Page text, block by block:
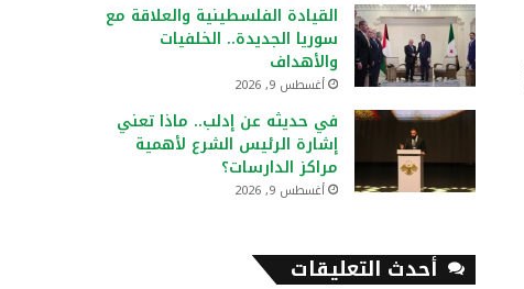
القيادة الفلسطينية والعلاقة مع
سوريا الجديدة.. الخلفيات
والأهداف
أغسطس 9, 2026
في حديثه عن إدلب.. ماذا تعني
إشارة الرئيس الشرع لأهمية
مراكز الدارسات؟
أغسطس 9, 2026
أحدث التعليقات